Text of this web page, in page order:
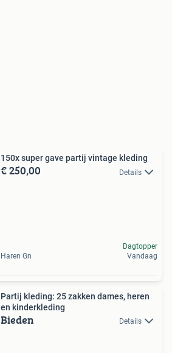
150x super gave partij vintage kleding
€ 250,00 Details
Haren Gn
Dagtopper
Vandaag
Partij kleding: 25 zakken dames, heren
en kinderkleding
Bieden Details